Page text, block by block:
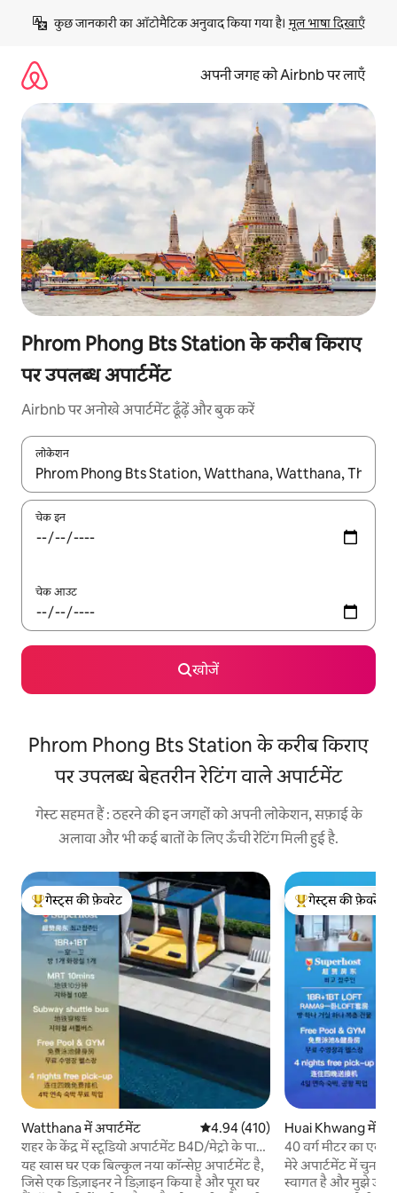
छोड़कर
कॉन्टेंट
कुछ जानकारी का ऑटोमैटिक अनुवाद किया गया है। मूल भाषा दिखाएँ
अपनी जगह को Airbnb पर लाएँ
Phrom Phong Bts Station के करीब किराए
पर उपलब्ध अपार्टमेंट
Airbnb पर अनोखे अपार्टमेंट ढूँढ़ें और बुक करें
लोकेशन
नतीजों के उपलब्ध होने पर, अप और डाउन 'ऐरो की' का इस्तेमाल करके नेविगेट
चेक इन
चेक आउट
खोजें
Phrom Phong Bts Station के करीब किराए
पर उपलब्ध बेहतरीन रेटिंग वाले अपार्टमेंट
गेस्ट सहमत हैं : ठहरने की इन जगहों को अपनी लोकेशन, सफ़ाई के
अलावा और भी कई बातों के लिए ऊँची रेटिंग मिली हुई है.
गेस्ट्स का टॉप फ़ेवरेट
गेस्ट्स की फ़ेवरेट
Watthana में अपार्टमेंट औसत रेटिंग 5 में से 4.94, 410 समीक्षाएँ
4.94 (410)
शहर के केंद्र में स्टूडियो अपार्टमेंट B4D/मेट्रो के पास/
ऊँची इमारतों वाले शहर का नज़ारा/सियाम
व्यावसायिक क्षेत्र/मुफ़्त पिक-अप/आउटडोर स्विमिंग
यह खास घर एक बिल्कुल नया कॉन्सेप्ट अपार्टमेंट है,
जिसे एक डिज़ाइनर ने डिज़ाइन किया है और पूरा घर
गेस्ट्स का टॉप फ़ेवरेट
गेस्ट्स की फ़ेवरेट
Huai Khwang में
40 वर्ग मीटर का एक
LOFT-D4 / 3 लोगों
के पास / रेलवे नाइट
मेरे अपार्टमेंट में
स्वागत है और मुझे